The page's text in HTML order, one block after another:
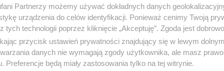
43 Obserwuj notkę
Partnerzy możemy używać dokładnych danych
urządzenia do celów identyfikacji. Ponieważ cenimy Twoją
tych technologii poprzez kliknięcie „Akceptuję”. Zgoda jest
przycisk ustawień prywatności znajdujący się w lewym
danych nie wymagają zgody użytkownika, ale masz
Preferencje będą miały zastosowania tylko na tej witrynie.